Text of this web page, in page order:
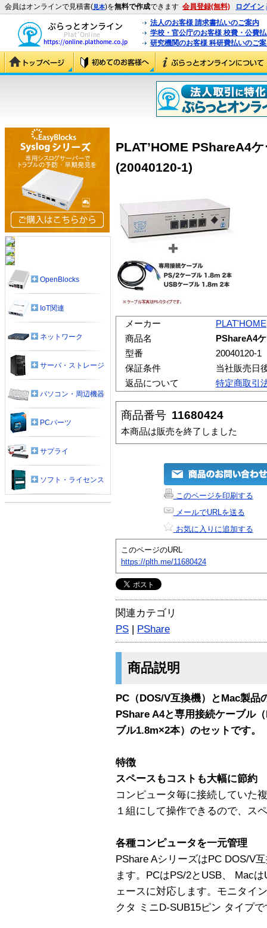
会員はオンラインで見積書(見本)を無料で作成できます 会員登録(無料) ログイン
法人のお客様 請求書払いのご案内
学校・官公庁のお客様 校費・公費
研究機関のお客様 科研費払いのご
PLAT’HOME PShareA4
(20040120-1)
メーカー
PLAT'HOME
商品名
PShareA4
型番
20040120-1
保証条件
当社販売日
返品について
特定商取引
商品番号 11680424
本商品は販売を終了しました
このページを印刷する
メールでURLを送る
お気に入りに追加する
このページのURL
https://plth.me/11680424
関連カテゴリ
PS | PShare
商品説明
PC（DOS/V互換機）とMac製品
PShare A4と専用接続ケーブル
ブル1.8m×2本）のセットです。
特徴
スペースもコストも大幅に節約
コンピュータ毎に接続していた
１組にして操作できるので、ス
各種コンピュータを一元管理
PShare AシリーズはPC DOS/V
ます。PCはPS/2とUSB、 Mac
ェースに対応します。モニタイ
クタ ミニD-SUB15ピン タイプ
OpenBlocks
IoT関連
ネットワーク
サーバ・ストレージ
パソコン・周辺機器
PCパーツ
サプライ
ソフト・ライセンス